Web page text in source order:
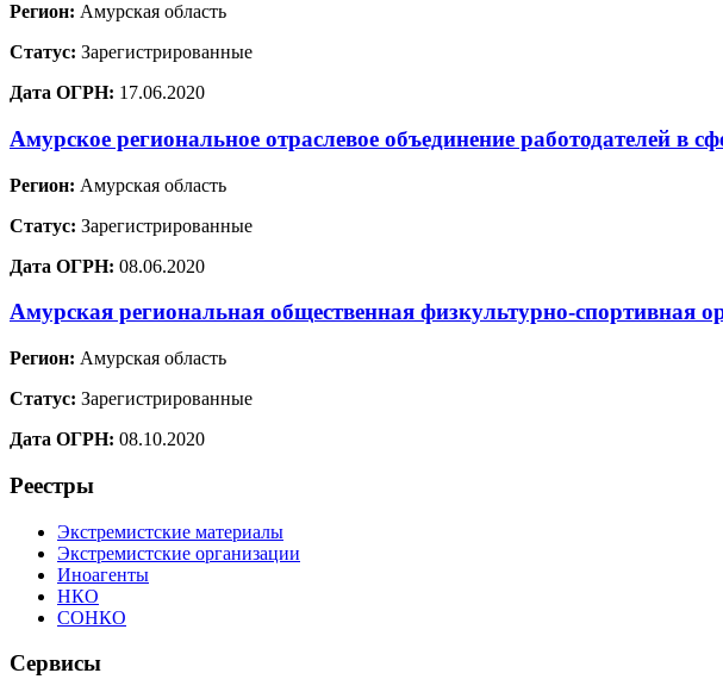
Регион: Амурская область
Статус: Зарегистрированные
Дата ОГРН: 17.06.2020
Амурское региональное отраслевое объединение работодателей в
Регион: Амурская область
Статус: Зарегистрированные
Дата ОГРН: 08.06.2020
Амурская региональная общественная физкультурно-
Регион: Амурская область
Статус: Зарегистрированные
Дата ОГРН: 08.10.2020
Реестры
Экстремистские материалы
Экстремистские организации
Иноагенты
НКО
СОНКО
Сервисы